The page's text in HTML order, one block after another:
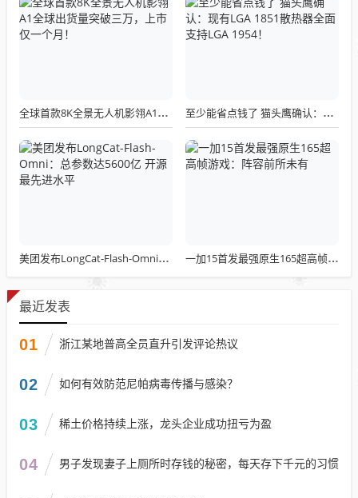
全球首款8K全景无人机影翎A1全球出货量突破三万，上市仅一个月！ 至少能省点钱了 猫头鹰确认：现有LGA 1851散热器全面支持LGA 1954！
美团发布LongCat-Flash-Omni：总参数达5600亿 开源最先进水平 一加15首发最强原生165超高帧游戏：阵容前所未有
最近发表
01 浙江某地普高全员直升引发评论热议
02 如何有效防范尼帕病毒传播与感染？
03 稀土价格持续上涨，龙头企业成功扭亏为盈
04 男子发现妻子上厕所时存钱的秘密，每天存下千元的习惯